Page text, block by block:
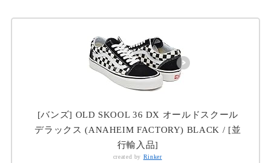
[バンズ] OLD SKOOL 36 DX オールドスクール
デラックス (ANAHEIM FACTORY) BLACK / [並
行輸入品]
created by Rinker